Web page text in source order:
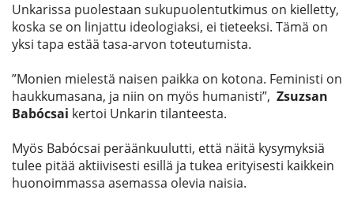
Unkarissa puolestaan sukupuolentutkimus on kielletty,
koska se on linjattu ideologiaksi, ei tieteeksi. Tämä on
yksi tapa estää tasa-arvon toteutumista.
”Monien mielestä naisen paikka on kotona. Feministi on
haukkumasana, ja niin on myös humanisti”, Zsuzsan
Babócsai kertoi Unkarin tilanteesta.
Myös Babócsai peräänkuulutti, että näitä kysymyksiä
tulee pitää aktiivisesti esillä ja tukea erityisesti kaikkein
huonoimmassa asemassa olevia naisia.